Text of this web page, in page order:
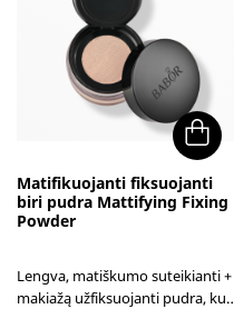
Matifikuojanti fiksuojanti
biri pudra Mattifying Fixing
Powder
Lengva, matiškumo suteikianti +
makiažą užfiksuojanti pudra, kuri